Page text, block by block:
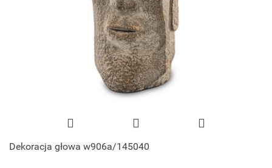
Dekoracja głowa w906a/145040